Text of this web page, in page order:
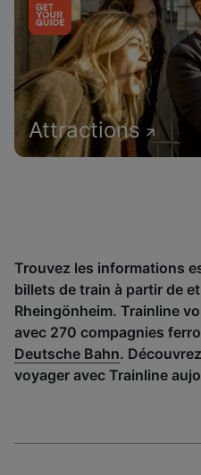
Attractions
Trouvez les informations
billets de train à partir de
Rheingönheim. Trainline
avec 270 compagnies
Deutsche Bahn.
voyager avec Trainline